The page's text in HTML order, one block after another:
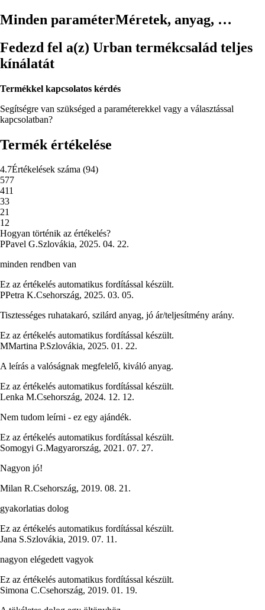
Minden paraméterMéretek, anyag, …
Fedezd fel a(z) Urban termékcsalád teljes
kínálatát
Termékkel kapcsolatos kérdés
Segítségre van szükséged a paraméterekkel vagy a választással
kapcsolatban?
Termék értékelése
4.7Értékelések száma (94)
577
411
33
21
12
Hogyan történik az értékelés?
PPavel G.Szlovákia, 2025. 04. 22.
minden rendben van
Ez az értékelés automatikus fordítással készült.
PPetra K.Csehország, 2025. 03. 05.
Tisztességes ruhatakaró, szilárd anyag, jó ár/teljesítmény arány.
Ez az értékelés automatikus fordítással készült.
MMartina P.Szlovákia, 2025. 01. 22.
A leírás a valóságnak megfelelő, kiváló anyag.
Ez az értékelés automatikus fordítással készült.
Lenka M.Csehország, 2024. 12. 12.
Nem tudom leírni - ez egy ajándék.
Ez az értékelés automatikus fordítással készült.
Somogyi G.Magyarország, 2021. 07. 27.
Nagyon jó!
Milan R.Csehország, 2019. 08. 21.
gyakorlatias dolog
Ez az értékelés automatikus fordítással készült.
Jana S.Szlovákia, 2019. 07. 11.
nagyon elégedett vagyok
Ez az értékelés automatikus fordítással készült.
Simona C.Csehország, 2019. 01. 19.